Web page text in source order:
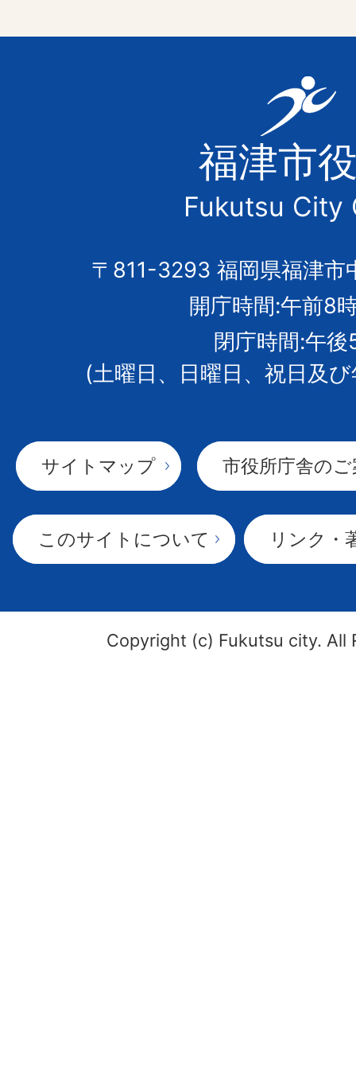
福
津
市
の
市
章
福津市
Fukutsu City
〒811-3293 福岡県福津市
開庁時間:午前8
閉庁時間:午後
(土曜日、日曜日、祝日及
サイトマップ 市役所庁舎の
このサイトについて リンク・
Copyright (c) Fukutsu city. All